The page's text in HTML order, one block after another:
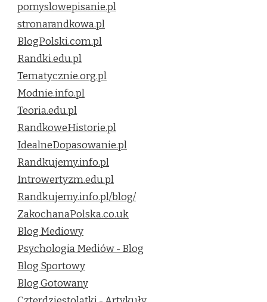
pomyslowepisanie.pl
stronarandkowa.pl
BlogPolski.com.pl
Randki.edu.pl
Tematycznie.org.pl
Modnie.info.pl
Teoria.edu.pl
RandkoweHistorie.pl
IdealneDopasowanie.pl
Randkujemy.info.pl
Introwertyzm.edu.pl
Randkujemy.info.pl/blog/
ZakochanaPolska.co.uk
Blog Mediowy
Psychologia Mediów - Blog
Blog Sportowy
Blog Gotowany